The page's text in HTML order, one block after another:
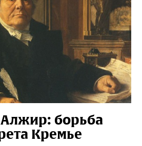
борьба
Кремье